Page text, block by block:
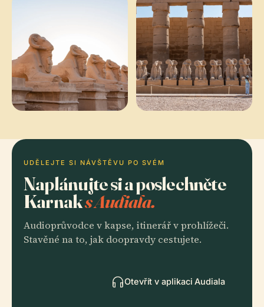
UDĚLEJTE SI NÁVŠTĚVU PO SVÉM
Naplánujte si a poslechněte
Karnaks Audiala.
Audioprůvodce v kapse, itinerář v prohlížeči.
Stavěné na to, jak doopravdy cestujete.
Otevřít v aplikaci Audiala